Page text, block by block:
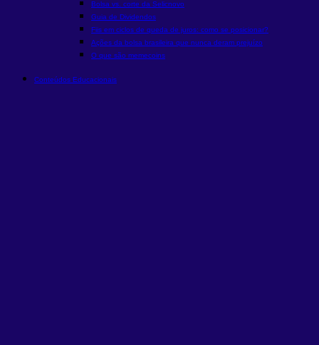
Bolsa vs. corte da Selicnovo
Guia de Dividendos
Fiis em ciclos de queda de juros: como se posicionar?
Ações da bolsa brasileira que nunca deram prejuízo
O que são memecoins
Conteúdos Educacionais